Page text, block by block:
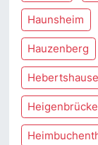
Haunsheim
Hauzenberg